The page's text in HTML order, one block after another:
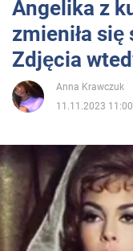
Rozrywka
Życie
Polityka
Społeczeństwo
Angelika z
zmieniła
Zdjęcia
Anna Krawczuk
11.11.2023 11:00